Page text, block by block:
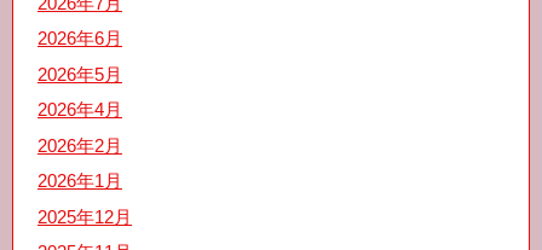
2026年6月
2026年5月
2026年4月
2026年2月
2026年1月
2025年12月